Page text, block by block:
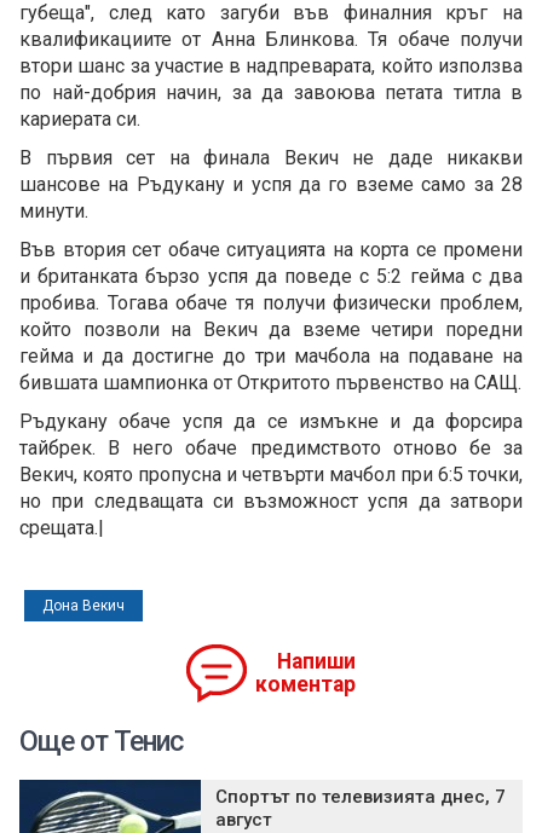
губеща", след като загуби във финалния кръг на
квалификациите от Анна Блинкова. Тя обаче получи
втори шанс за участие в надпреварата, който използва
по най-добрия начин, за да завоюва петата титла в
кариерата си.
В първия сет на финала Векич не даде никакви
шансове на Ръдукану и успя да го вземе само за 28
минути.
Във втория сет обаче ситуацията на корта се промени
и британката бързо успя да поведе с 5:2 гейма с два
пробива. Тогава обаче тя получи физически проблем,
който позволи на Векич да вземе четири поредни
гейма и да достигне до три мачбола на подаване на
бившата шампионка от Откритото първенство на САЩ.
Ръдукану обаче успя да се измъкне и да форсира
тайбрек. В него обаче предимството отново бе за
Векич, която пропусна и четвърти мачбол при 6:5 точки,
но при следващата си възможност успя да затвори
срещата.|
Дона Векич
Напиши
коментар
Още от Тенис
Спортът по телевизията днес, 7
август